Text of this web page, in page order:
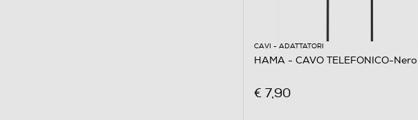
CAVI - ADATTATORI
HAMA - CAVO TELEFONICO-Nero
€ 7,90